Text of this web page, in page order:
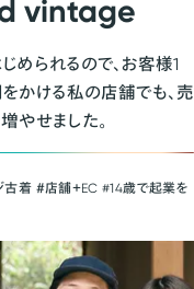
vintage
められるので、お客様1
かける私の店舗でも、売
やせました。
古着 ＃店舗＋EC #14歳で起業を